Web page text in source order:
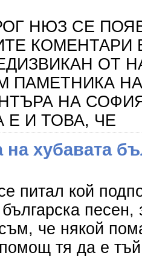
НЮЗ СЕ
КОМЕНТАРИ
ОТ
ПАМЕТНИКА
НА
Е И ТОВА, ЧЕ
на хубавата
питал кой
песен,
че някой
тя да е